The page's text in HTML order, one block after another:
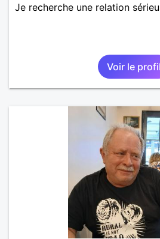
Je recherche une relation
Voir le profil